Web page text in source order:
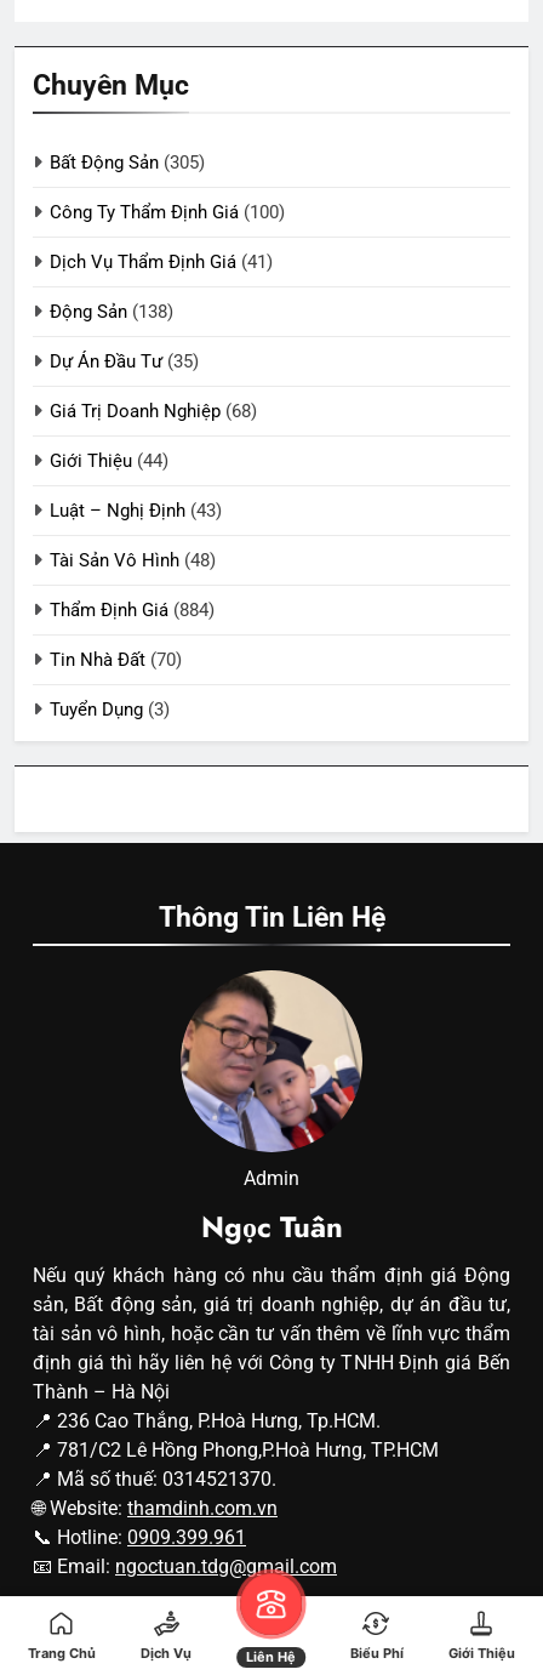
Chuyên Mục
Bất Động Sản (305)
Công Ty Thẩm Định Giá (100)
Dịch Vụ Thẩm Định Giá (41)
Động Sản (138)
Dự Án Đầu Tư(35)
Giá Trị Doanh Nghiệp (68)
Giới Thiệu (44)
Luật – Nghị Định (43)
Tài Sản Vô Hình (48)
Thẩm Định Giá (884)
Tin Nhà Đất (70)
Tuyển Dụng (3)
Thông Tin Liên Hệ
Admin
Ngọc Tuân
Nếu quý khách hàng có nhu cầu thẩm định giá Động
sản, Bất động sản, giá trị doanh nghiệp, dự án đầu tư,
tài sản vô hình, hoặc cần tư vấn thêm về lĩnh vực thẩm
định giá thì hãy liên hệ với Công ty TNHH Định giá Bến
Thành – Hà Nội
📍 236 Cao Thắng, P.Hoà Hưng, Tp.HCM.
📍 781/C2 Lê Hồng Phong,P.Hoà Hưng, TP.HCM
📍 Mã số thuế: 0314521370.
🌐 Website: thamdinh.com.vn
📞 Hotline: 0909.399.961
📧 Email: ngoctuan.tdg@gmail.com
Bài Viết Mới
Trang Chủ Dịch Vụ Liên Hệ Biểu Phí Giới Thiệu